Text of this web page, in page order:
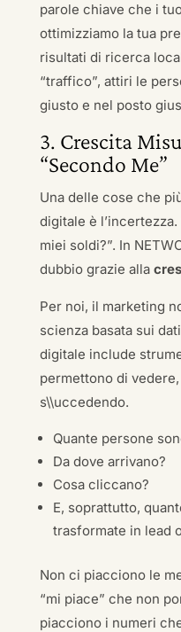
parole chiave che i
ottimizziamo la tua
risultati di ricerca
“traffico”, attiri le
giusto e nel posto
3. Crescita
“Secondo Me”
Una delle cose che
digitale è
miei soldi?”. In
dubbio grazie alla
Per noi, il marketing
scienza basata sui
digitale include
permettono di
s\\uccedendo.
Quante persone
Da dove arrivano?
Cosa cliccano?
E, soprattutto,
trasformate in lead
Non ci piacciono le
“mi piace” che non
piacciono i numeri